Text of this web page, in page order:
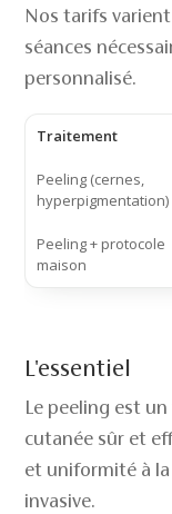
Nos tarifs
séances
personnalisé.
Traitement
Peeling (cernes,
hyperpigmentation)
Peeling + protocole
maison
L'essentiel
Le peeling est
cutanée sûr et
et uniformité à
invasive.